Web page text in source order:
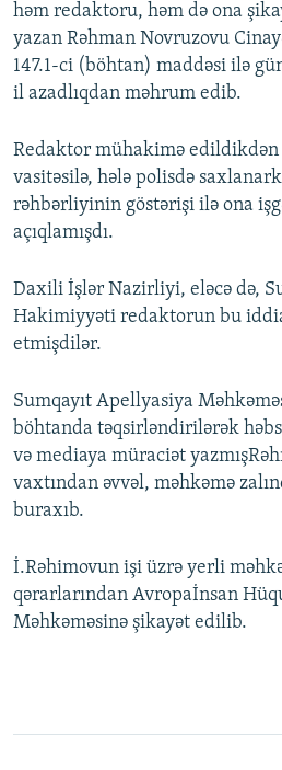
həm redaktoru, həm də ona
yazan Rəhman Novruzovu
147.1-ci (böhtan) maddəsi ilə
il azadlıqdan məhrum edib.
Redaktor mühakimə
vasitəsilə, hələ polisdə
rəhbərliyinin göstərişi ilə ona
açıqlamışdı.
Daxili İşlər Nazirliyi, eləcə də,
Hakimiyyəti redaktorun bu
etmişdilər.
Sumqayıt Apellyasiya
böhtanda təqsirləndirilərək
və mediaya müraciət
vaxtından əvvəl, məhkəmə
buraxıb.
İ.Rəhimovun işi üzrə yerli
qərarlarından Avropaİnsan
Məhkəməsinə şikayət edilib.